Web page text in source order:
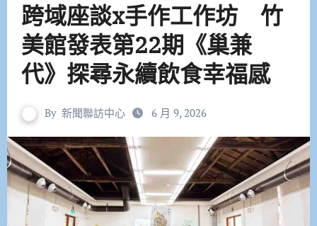
跨域座談x手作工作坊 竹
美館發表第22期《巢兼
代》探尋永續飲食幸福感
By 新聞聯訪中心 6 月 9, 2026